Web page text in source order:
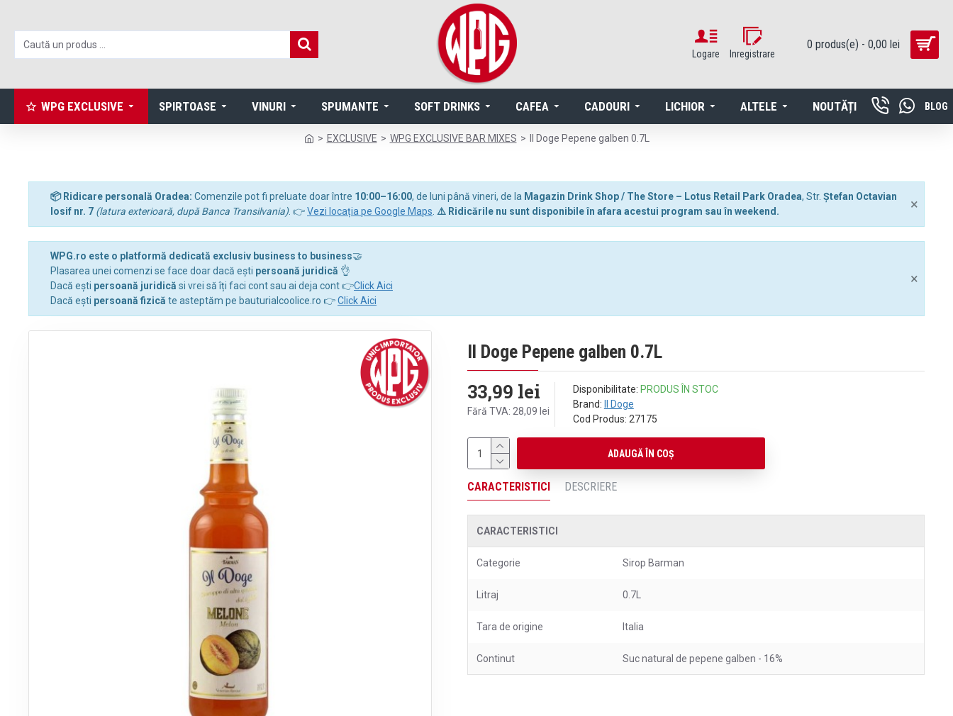
Logare Inregistrare
0 produs(e) - 0,00 lei
WPG EXCLUSIVE SPIRTOASE VINURI SPUMANTE SOFT DRINKS CAFEA CADOURI LICHIOR ALTELE NOUTĂȚI BLOG
EXCLUSIVE WPG EXCLUSIVE BAR MIXES Il Doge Pepene galben 0.7L
📦 Ridicare personală Oradea: Comenzile pot fi preluate doar între 10:00–16:00, de luni până vineri, de la Magazin Drink Shop / The Store – Lotus Retail Park Oradea, Str. Ștefan Octavian
Iosif nr. 7 (latura exterioară, după Banca Transilvania). 👉Vezi locația pe Google Maps ⚠️ Ridicările nu sunt disponibile în afara acestui program sau în weekend. ×
WPG.ro este o platformă dedicată exclusiv business to business🤝
Plasarea unei comenzi se face doar dacă ești persoană juridică 👌
Dacă ești persoană juridică si vrei să îți faci cont sau ai deja cont 👉Click Aici
Dacă ești persoană fizică te asteptăm pe bauturialcoolice.ro 👉Click Aici
×
Il Doge Pepene galben 0.7L
33,99 lei
Fără TVA: 28,09 lei
Disponibilitate: PRODUS ÎN STOC
Brand:
Il Doge
Cod Produs: 27175
ADAUGĂ ÎN COŞ
CARACTERISTICI DESCRIERE
CARACTERISTICI
Categorie Sirop Barman
Litraj 0.7L
Tara de origine Italia
Continut Suc natural de pepene galben - 16%